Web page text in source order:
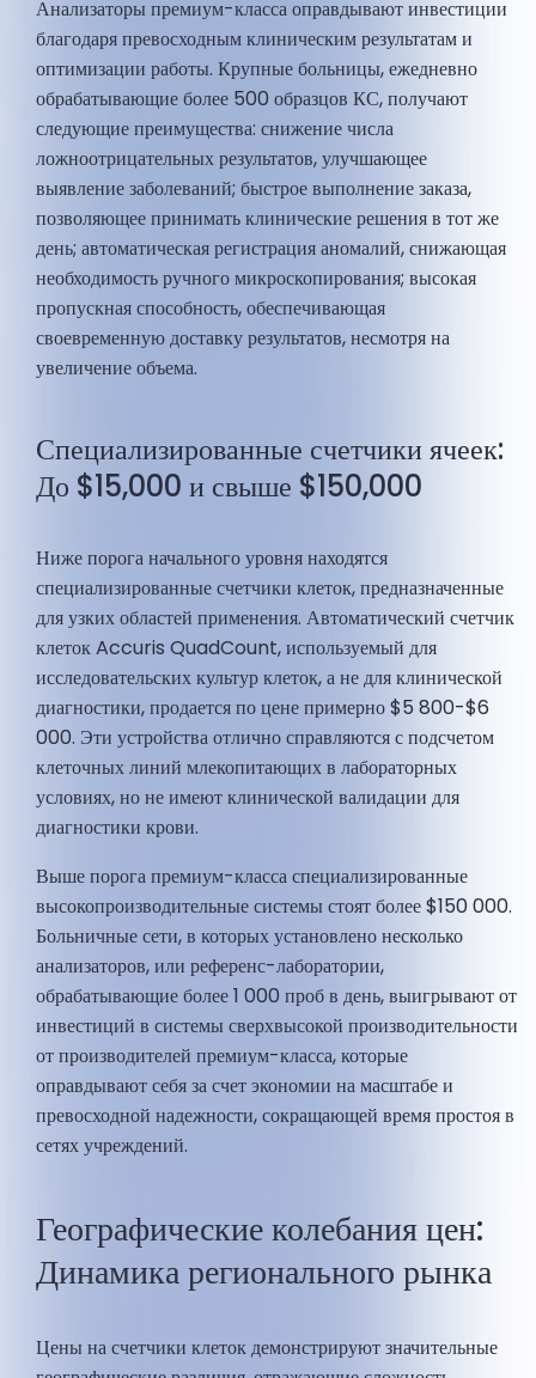
Анализаторы премиум-класса оправдывают инвестиции
благодаря превосходным клиническим результатам и
оптимизации работы. Крупные больницы, ежедневно
обрабатывающие более 500 образцов КС, получают
следующие преимущества: снижение числа
ложноотрицательных результатов, улучшающее
выявление заболеваний; быстрое выполнение заказа,
позволяющее принимать клинические решения в тот же
день; автоматическая регистрация аномалий, снижающая
необходимость ручного микроскопирования; высокая
пропускная способность, обеспечивающая
своевременную доставку результатов, несмотря на
увеличение объема.
Специализированные счетчики ячеек:
До $15,000 и свыше $150,000
Ниже порога начального уровня находятся
специализированные счетчики клеток, предназначенные
для узких областей применения. Автоматический счетчик
клеток Accuris QuadCount, используемый для
исследовательских культур клеток, а не для клинической
диагностики, продается по цене примерно $5 800-$6
000. Эти устройства отлично справляются с подсчетом
клеточных линий млекопитающих в лабораторных
условиях, но не имеют клинической валидации для
диагностики крови.
Выше порога премиум-класса специализированные
высокопроизводительные системы стоят более $150 000.
Больничные сети, в которых установлено несколько
анализаторов, или референс-лаборатории,
обрабатывающие более 1 000 проб в день, выигрывают от
инвестиций в системы сверхвысокой производительности
от производителей премиум-класса, которые
оправдывают себя за счет экономии на масштабе и
превосходной надежности, сокращающей время простоя в
сетях учреждений.
Географические колебания цен:
Динамика регионального рынка
Цены на счетчики клеток демонстрируют значительные